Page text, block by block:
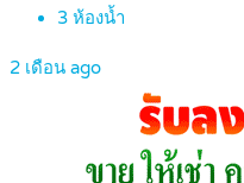
3 ห้องน้ำ
2 เดือน ago